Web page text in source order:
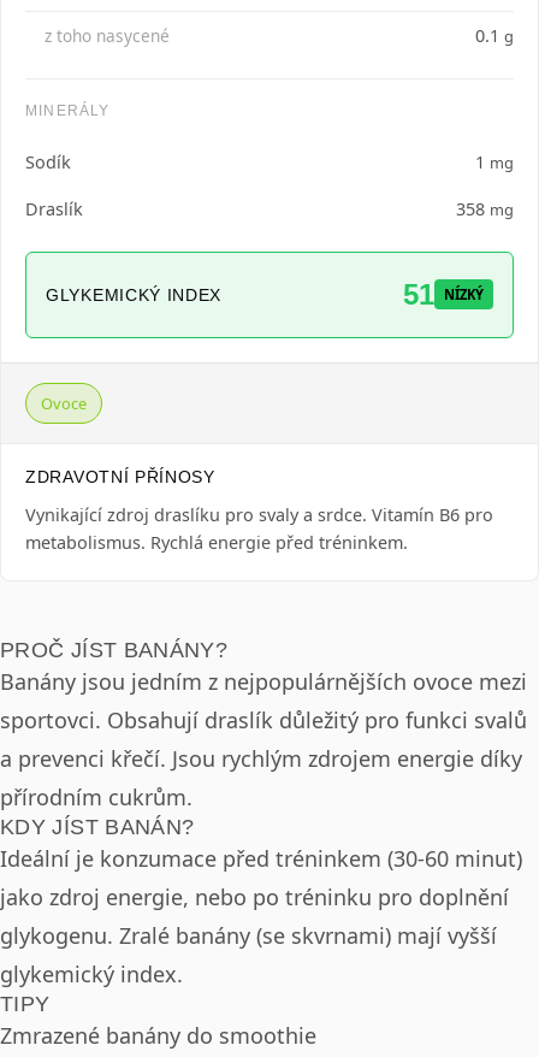
z toho nasycené 0.1 g
MINERÁLY
Sodík 1 mg
Draslík 358 mg
GLYKEMICKÝ INDEX 51 NÍZKÝ
Ovoce
ZDRAVOTNÍ PŘÍNOSY
Vynikající zdroj draslíku pro svaly a srdce. Vitamín B6 pro
metabolismus. Rychlá energie před tréninkem.
PROČ JÍST BANÁNY?
Banány jsou jedním z nejpopulárnějších ovoce mezi
sportovci. Obsahují draslík důležitý pro funkci svalů
a prevenci křečí. Jsou rychlým zdrojem energie díky
přírodním cukrům.
KDY JÍST BANÁN?
Ideální je konzumace před tréninkem (30-60 minut)
jako zdroj energie, nebo po tréninku pro doplnění
glykogenu. Zralé banány (se skvrnami) mají vyšší
glykemický index.
TIPY
Zmrazené banány do smoothie